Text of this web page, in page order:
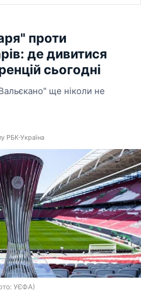
проти
де дивитися
сьогодні
ще ніколи не
РБК-Україна
УЄФА)